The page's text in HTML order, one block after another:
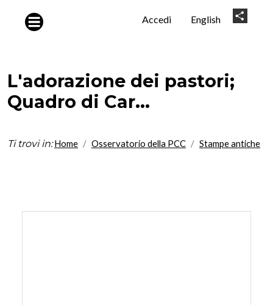
User
Accedi English
L'adorazione dei pastori;
Quadro di Car...
Ti trovi in: Home Osservatorio della PCC Stampe antiche